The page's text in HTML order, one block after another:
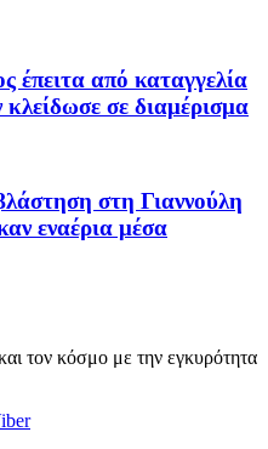
έπειτα από καταγγελία
σε διαμέρισμα
στη Γιαννούλη
εναέρια μέσα
τον κόσμο με την εγκυρότητα